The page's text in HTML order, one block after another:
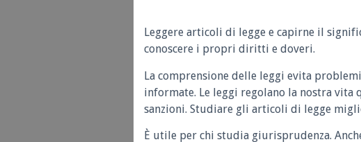
Leggere articoli di legge e capirne il
conoscere i propri diritti e doveri.
La comprensione delle leggi evita
informate. Le leggi regolano la nostra
sanzioni. Studiare gli articoli di legge
È utile per chi studia giurisprudenza.